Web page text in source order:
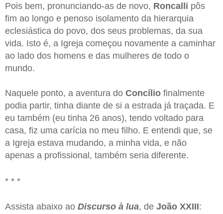
Pois bem, pronunciando-as de novo, Roncalli pôs
fim ao longo e penoso isolamento da hierarquia
eclesiástica do povo, dos seus problemas, da sua
vida. Isto é, a Igreja começou novamente a caminhar
ao lado dos homens e das mulheres de todo o
mundo.
Naquele ponto, a aventura do Concílio finalmente
podia partir, tinha diante de si a estrada já traçada. E
eu também (eu tinha 26 anos), tendo voltado para
casa, fiz uma carícia no meu filho. E entendi que, se
a Igreja estava mudando, a minha vida, e não
apenas a profissional, também seria diferente.
* * *
Assista abaixo ao Discurso à lua, de João XXIII: